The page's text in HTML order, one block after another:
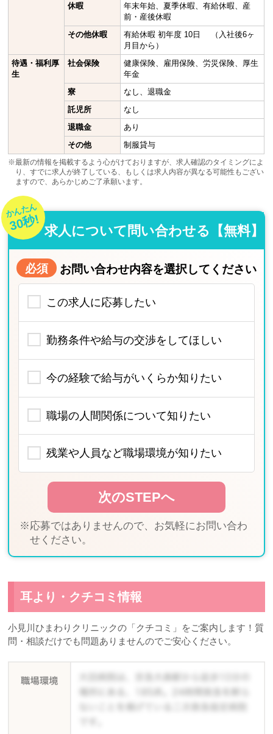
休暇
年末年始、夏季休暇、有給休暇、産
前・産後休暇
その他休暇
有給休暇 初年度 10日 （入社後6ヶ
月目から）
待遇・福利厚
生
社会保険
健康保険、雇用保険、労災保険、厚生
年金
寮
なし、退職金
託児所
なし
退職金
あり
その他
制服貸与
※最新の情報を掲載するよう心がけておりますが、求人確認のタイミングによ
り、すでに求人が終了している、もしくは求人内容が異なる可能性もござい
ますので、あらかじめご了承願います。
かんたん
30秒! 求人について問い合わせる【無料】
必須 お問い合わせ内容を選択してください
この求人に応募したい
勤務条件や給与の交渉をしてほしい
今の経験で給与がいくらか知りたい
職場の人間関係について知りたい
残業や人員など職場環境が知りたい
※応募ではありませんので、お気軽にお問い合わ
せください。
耳より・クチコミ情報
小見川ひまわりクリニックの「クチコミ」をご案内します！質
問・相談だけでも問題ありませんのでご安心ください。